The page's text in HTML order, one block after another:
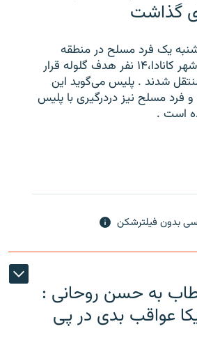
گذاشت
یک فرد مسلح در منطقه
مرکزی تورنتو ،‌بزرگترین شهر کانادا،۱۴ نفر هدف گلوله قرار
شدند . پلیس می‌گوید این
فرد مسلح نیز دردرگیری با پلیس
است .
بدون فیلترشکن
به حسن روحانی :
عواقب بدی در پی